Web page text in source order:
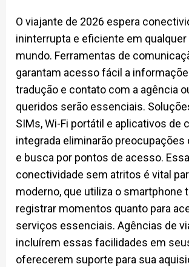
O viajante de 2026 espera
ininterrupta e eficiente em qualquer
mundo. Ferramentas de
garantam acesso fácil a
tradução e contato com a agência
queridos serão essenciais.
SIMs, Wi-Fi portátil e aplicativos de
integrada eliminarão preocupações
e busca por pontos de acesso. Essa
conectividade sem atritos é vital
moderno, que utiliza o smartphone
registrar momentos quanto para
serviços essenciais. Agências de
incluírem essas facilidades em
oferecerem suporte para sua